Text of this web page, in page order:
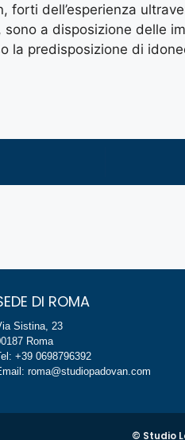
forti dell’esperienza
a disposizione delle
la predisposizione di
DI ROMA
Sistina, 23
Roma
+39 0698796392
roma@studiopadovan.com
© Studio